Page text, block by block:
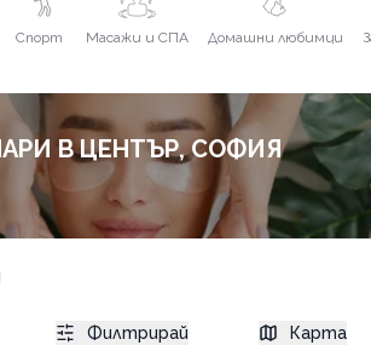
Спорт Масажи и СПА Домашни любимци
В ЦЕНТЪР, СОФИЯ
Филтрирай Карта